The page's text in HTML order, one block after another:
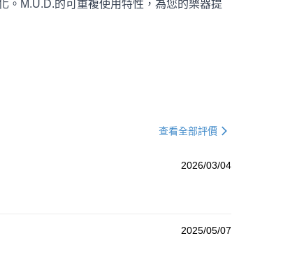
。M.U.D.的可重複使用特性，為您的樂器提
查看全部評價
2026/03/04
2025/05/07